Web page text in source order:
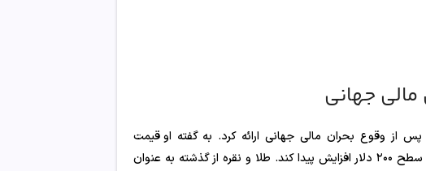
جهانی
وقوع بحران مالی جهانی ارائه کرد. به گفته او قیمت
طلا می‌تواند به حدود ۳۵ هزار دلار در هر اونس برسد و قیمت نقره نیز ممکن است تا سطح ۲۰۰ دلار افزایش پیدا کند. طلا و نقره از گذشته به عنوان